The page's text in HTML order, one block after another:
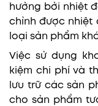
hưởng bởi nhiệt
chỉnh được nhiệt
loại sản phẩm
Việc sử dụng
kiệm chi phí và
lưu trữ các sản
cho sản phẩm